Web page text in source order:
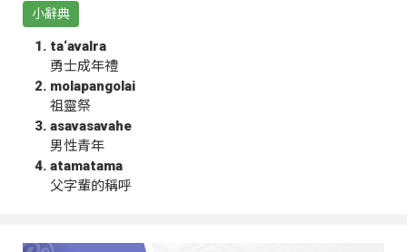
小辭典
ta‘avalra
勇士成年禮
molapangolai
祖靈祭
asavasavahe
男性青年
atamatama
父字輩的稱呼